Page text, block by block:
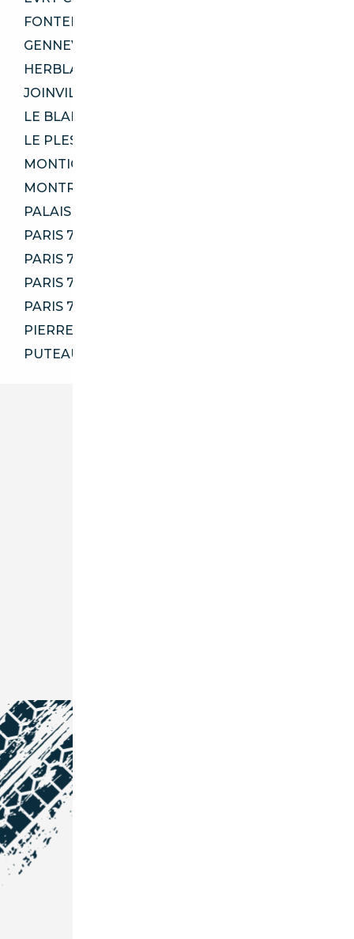
FONTENAY-AUX-ROSES 92260
GENNEVILLIERS 92230
HERBLAY-SUR-SEINE 95220
JOINVILLE-LE-PONT 94340
LE BLANC-MESNIL 93150
LE PLESSIS-BOUCHARD 95130
MONTIGNY-LÈS-CORMEILLES 95370
MONTROUGE 92120
PALAISEAU 91120
PARIS 75001
PARIS 75003
PARIS 75012
PARIS 75013
PIERRELAYE 95220
PUTEAUX 92800